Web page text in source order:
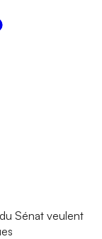
Sénat veulent